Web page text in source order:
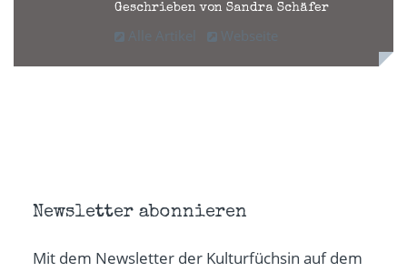
Geschrieben von Sandra Schäfer
Alle Artikel Webseite
Newsletter abonnieren
Mit dem Newsletter der Kulturfüchsin auf dem